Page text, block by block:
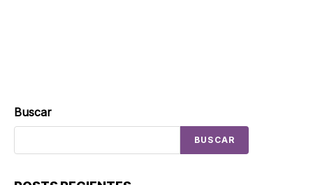
Buscar
BUSCAR